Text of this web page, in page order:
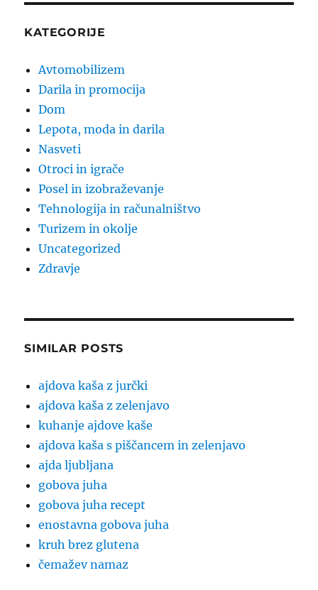
KATEGORIJE
Avtomobilizem
Darila in promocija
Dom
Lepota, moda in darila
Nasveti
Otroci in igrače
Posel in izobraževanje
Tehnologija in računalništvo
Turizem in okolje
Uncategorized
Zdravje
SIMILAR POSTS
ajdova kaša z jurčki
ajdova kaša z zelenjavo
kuhanje ajdove kaše
ajdova kaša s piščancem in zelenjavo
ajda ljubljana
gobova juha
gobova juha recept
enostavna gobova juha
kruh brez glutena
čemažev namaz